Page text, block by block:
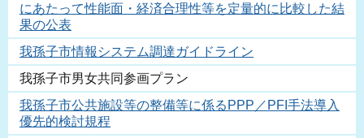
にあたって性能面・経済合理性等を定量的に比較した結
果の公表
我孫子市情報システム調達ガイドライン
我孫子市男女共同参画プラン
我孫子市公共施設等の整備等に係るPPP／PFI手法導入
優先的検討規程